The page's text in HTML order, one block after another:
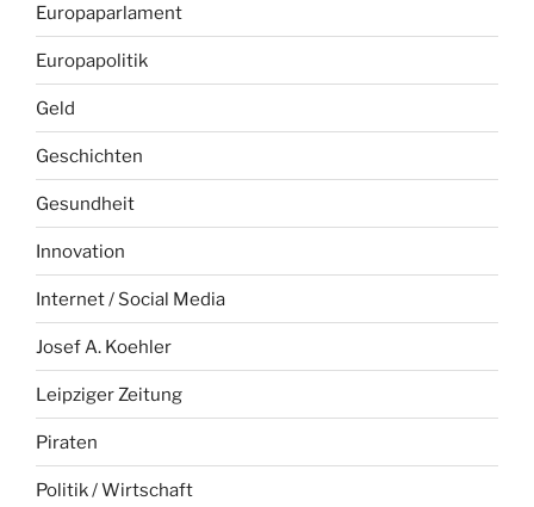
Europaparlament
Europapolitik
Geld
Geschichten
Gesundheit
Innovation
Internet / Social Media
Josef A. Koehler
Leipziger Zeitung
Piraten
Politik / Wirtschaft